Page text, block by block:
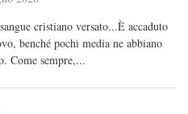
cristiano versato...È accaduto
benché pochi media ne abbiano
Come sempre,...